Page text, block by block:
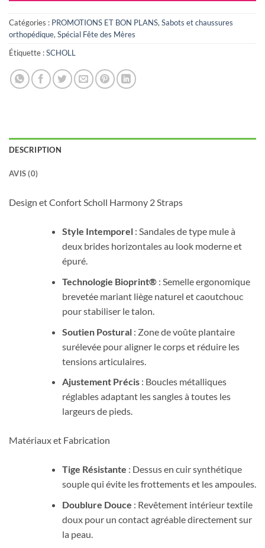
Catégories : PROMOTIONS ET BON PLANS,Sabots et chaussures
orthopédique,Spécial Fête des Mères
Étiquette :SCHOLL
DESCRIPTION
AVIS (0)
Design et Confort Scholl Harmony 2 Straps
Style Intemporel: Sandales de type mule à
deux brides horizontales au look moderne et
épuré.
Technologie Bioprint®: Semelle ergonomique
brevetée mariant liège naturel et caoutchouc
pour stabiliser le talon.
Soutien Postural: Zone de voûte plantaire
surélevée pour aligner le corps et réduire les
tensions articulaires.
Ajustement Précis: Boucles métalliques
réglables adaptant les sangles à toutes les
largeurs de pieds.
Matériaux et Fabrication
Tige Résistante : Dessus en cuir synthétique
souple qui évite les frottements et les ampoules.
Doublure Douce : Revêtement intérieur textile
doux pour un contact agréable directement sur
la peau.